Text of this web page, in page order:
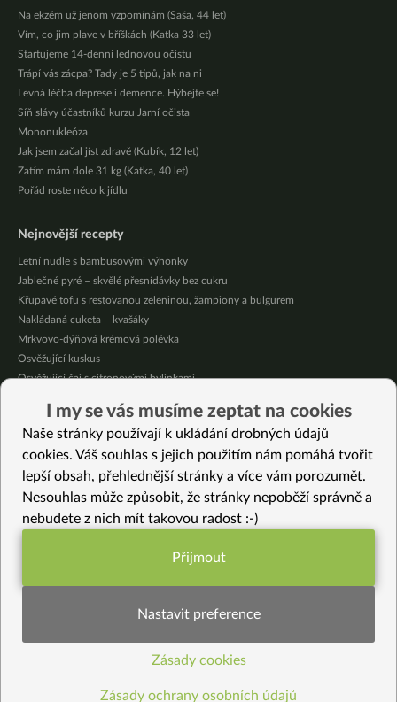
Na ekzém už jenom vzpomínám (Saša, 44 let)
Vím, co jim plave v bříškách (Katka 33 let)
Startujeme 14-denní lednovou očistu
Trápí vás zácpa? Tady je 5 tipů, jak na ni
Levná léčba deprese i demence. Hýbejte se!
Síň slávy účastníků kurzu Jarní očista
Mononukleóza
Jak jsem začal jíst zdravě (Kubík, 12 let)
Zatím mám dole 31 kg (Katka, 40 let)
Pořád roste něco k jídlu
Nejnovější recepty
Letní nudle s bambusovými výhonky
Jablečné pyré – skvělé přesnídávky bez cukru
Křupavé tofu s restovanou zeleninou, žampiony a bulgurem
Nakládaná cuketa – kvašáky
Mrkvovo-dýňová krémová polévka
Osvěžující kuskus
Osvěžující čaj s citronovými bylinkami
Čokoládové muffiny s mangovým krémem
Meruňky a jablka v citrónovém želé
Vybrané recepty
Plněná zapečená rýže
Sytá zahřívací polévka
Anýzovo fenyklové sušenky
I my se vás musíme zeptat na cookies
Naše stránky používají k ukládání drobných údajů
cookies. Váš souhlas s jejich použitím nám pomáhá tvořit
lepší obsah, přehlednější stránky a více vám porozumět.
Nesouhlas může způsobit, že stránky nepoběží správně a
nebudete z nich mít takovou radost :-)
Funkční nastavení potřebujeme (vždy
Statistiky pro lepší obsah
Přijmout
Nastavit preference
Zásady cookies
Zásady ochrany osobních údajů